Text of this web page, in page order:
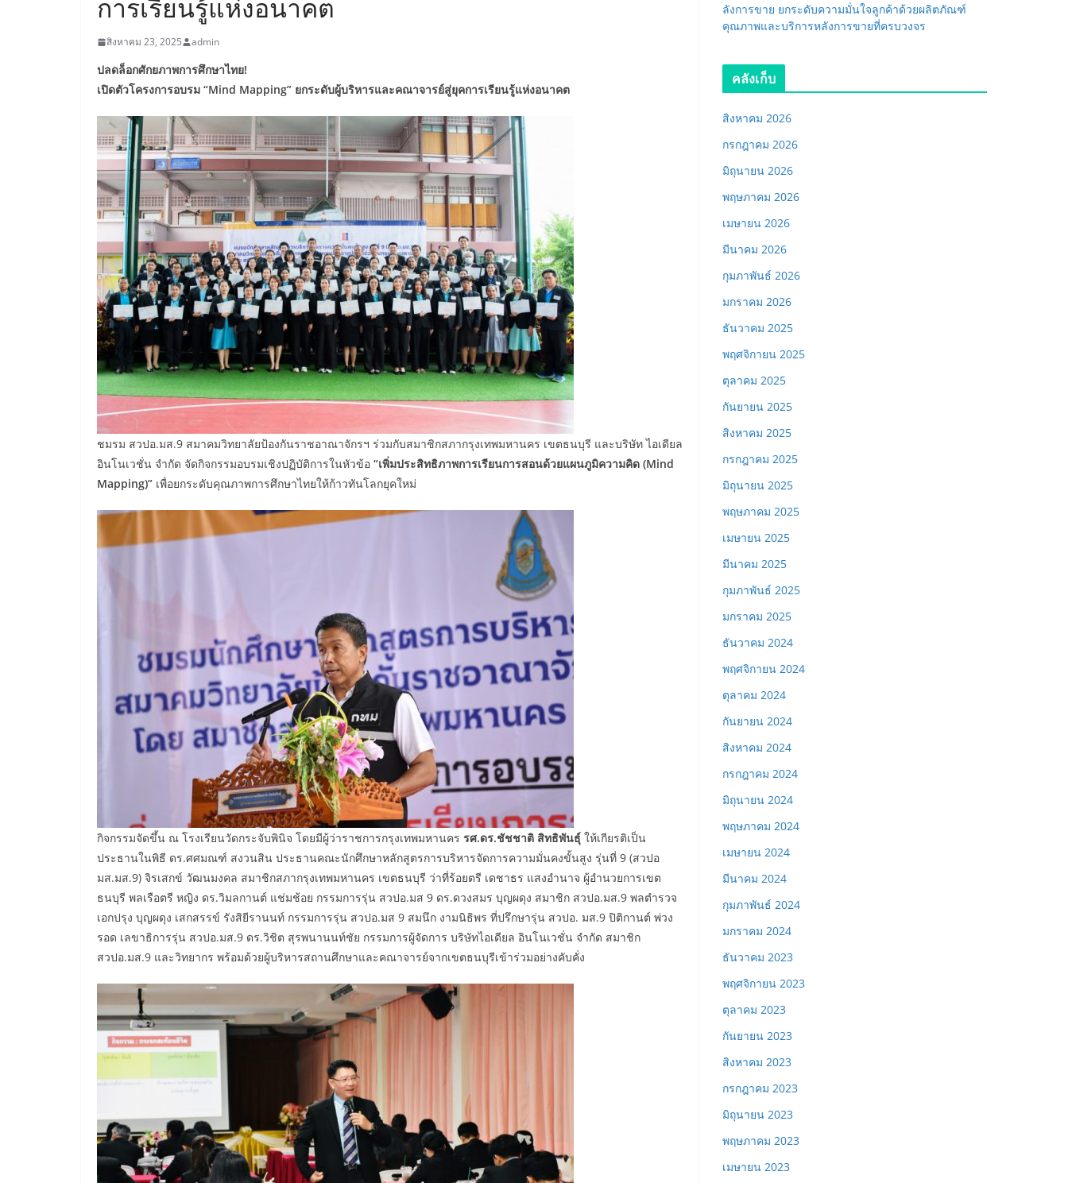
การเรียนรู้แห่งอนาคต
สิงหาคม 23, 2025 admin
ปลดล็อกศักยภาพการศึกษาไทย!
เปิดตัวโครงการอบรม “Mind Mapping” ยกระดับผู้บริหารและคณาจารย์สู่ยุคการเรียนรู้แห่งอนาคต
ชมรม สวปอ.มส.9 สมาคมวิทยาลัยป้องกันราชอาณาจักรฯ ร่วมกับสมาชิกสภากรุงเทพมหานคร เขตธนบุรี และบริษัท ไอเดียล
อินโนเวชั่น จำกัด จัดกิจกรรมอบรมเชิงปฏิบัติการในหัวข้อ “เพิ่มประสิทธิภาพการเรียนการสอนด้วยแผนภูมิความคิด (Mind
Mapping)” เพื่อยกระดับคุณภาพการศึกษาไทยให้ก้าวทันโลกยุคใหม่
กิจกรรมจัดขึ้น ณ โรงเรียนวัดกระจับพินิจ โดยมีผู้ว่าราชการกรุงเทพมหานคร รศ.ดร.ชัชชาติ สิทธิพันธุ์ ให้เกียรติเป็น
ประธานในพิธี ดร.ศศมณฑ์ สงวนสิน ประธานคณะนักศึกษาหลักสูตรการบริหารจัดการความมั่นคงขั้นสูง รุ่นที่ 9 (สวปอ
มส.มส.9) จิรเสกข์ วัฒนมงคล สมาชิกสภากรุงเทพมหานคร เขตธนบุรี ว่าที่ร้อยตรี เดชาธร แสงอำนาจ ผู้อำนวยการเขต
ธนบุรี พลเรือตรี หญิง ดร.วิมลกานต์ แช่มช้อย กรรมการรุ่น สวปอ.มส 9 ดร.ดวงสมร บุญผดุง สมาชิก สวปอ.มส.9 พลตำรวจ
เอกปรุง บุญผดุง เสกสรรข์ รังสิยีรานนท์ กรรมการรุ่น สวปอ.มส 9 สมนึก งามนิธิพร ที่ปรึกษารุ่น สวปอ. มส.9 ปิติกานต์ พ่วง
รอด เลขาธิการรุ่น สวปอ.มส.9 ดร.วิชิต สุรพนานนท์ชัย กรรมการผู้จัดการ บริษัทไอเดียล อินโนเวชั่น จำกัด สมาชิก
สวปอ.มส.9 และวิทยากร พร้อมด้วยผู้บริหารสถานศึกษาและคณาจารย์จากเขตธนบุรีเข้าร่วมอย่างคับคั่ง
ลังการขาย ยกระดับความมั่นใจลูกค้าด้วยผลิตภัณฑ์
คุณภาพและบริการหลังการขายที่ครบวงจร
คลังเก็บ
สิงหาคม 2026
กรกฎาคม 2026
มิถุนายน 2026
พฤษภาคม 2026
เมษายน 2026
มีนาคม 2026
กุมภาพันธ์ 2026
มกราคม 2026
ธันวาคม 2025
พฤศจิกายน 2025
ตุลาคม 2025
กันยายน 2025
สิงหาคม 2025
กรกฎาคม 2025
มิถุนายน 2025
พฤษภาคม 2025
เมษายน 2025
มีนาคม 2025
กุมภาพันธ์ 2025
มกราคม 2025
ธันวาคม 2024
พฤศจิกายน 2024
ตุลาคม 2024
กันยายน 2024
สิงหาคม 2024
กรกฎาคม 2024
มิถุนายน 2024
พฤษภาคม 2024
เมษายน 2024
มีนาคม 2024
กุมภาพันธ์ 2024
มกราคม 2024
ธันวาคม 2023
พฤศจิกายน 2023
ตุลาคม 2023
กันยายน 2023
สิงหาคม 2023
กรกฎาคม 2023
มิถุนายน 2023
พฤษภาคม 2023
เมษายน 2023